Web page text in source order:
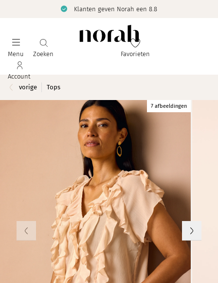
Klanten geven Norah een 8.8
Menu Zoeken Favorieten
Account
vorige
Tops
7 afbeeldingen